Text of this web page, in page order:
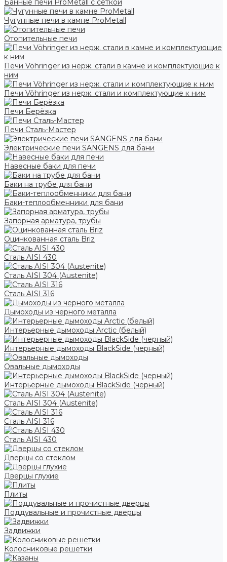
Банные печи ProMetall с сеткой
Чугунные печи в камне ProMetall
Отопительные печи
Печи Vöhringer из нерж. стали в камне и комплектующие к
ним
Печи Vöhringer из нерж. стали и комплектующие к ним
Печи Берёзка
Печи Сталь-Мастер
Электрические печи SANGENS для бани
Навесные баки для печи
Баки на трубе для бани
Баки-теплообменники для бани
Запорная арматура, трубы
Оцинкованная сталь Briz
Сталь AISI 430
Сталь AISI 304 (Austenite)
Сталь AISI 316
Дымоходы из черного металла
Интерьерные дымоходы Arctic (белый)
Интерьерные дымоходы BlackSide (черный)
Овальные дымоходы
Интерьерные дымоходы BlackSide (черный)
Сталь AISI 304 (Austenite)
Сталь AISI 316
Сталь AISI 430
Дверцы со стеклом
Дверцы глухие
Плиты
Поддувальные и прочистные дверцы
Задвижки
Колосниковые решетки